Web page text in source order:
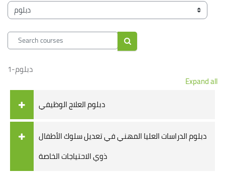
Course categories
Search courses
Search courses
دبلوم-1
Expand all
دبلوم العلاج الوظيفي
دبلوم الدراسات العليا المهني في تعديل سلوك الأطفال
ذوي الاحتياجات الخاصة